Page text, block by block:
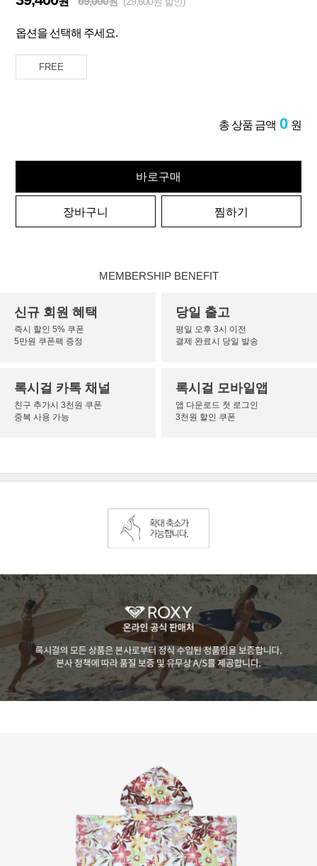
옵션을 선택해 주세요.
FREE
총 상품 금액 0 원
바로구매
장바구니 찜하기
MEMBERSHIP BENEFIT
신규 회원 혜택
즉시 할인 5% 쿠폰
5만원 쿠폰팩 증정
당일 출고
평일 오후 3시 이전
결제 완료시 당일 발송
록시걸 카톡 채널
친구 추가시 3천원 쿠폰
중복 사용 가능
록시걸 모바일앱
앱 다운로드 첫 로그인
3천원 할인 쿠폰